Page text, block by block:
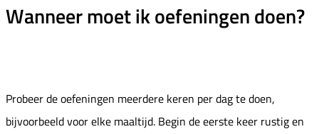
Wanneer moet ik oefeningen doen?
Probeer de oefeningen meerdere keren per dag te doen,
bijvoorbeeld voor elke maaltijd. Begin de eerste keer rustig en